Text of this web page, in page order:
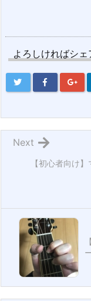
よろしければシ
【初心者向け
Next